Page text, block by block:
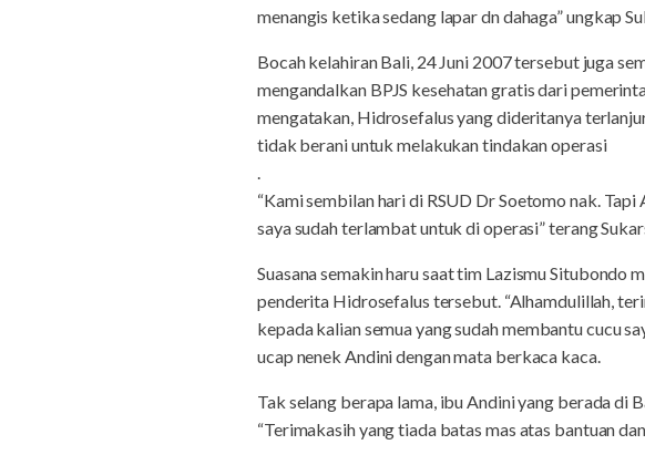
menangis ketika sedang lapar dn dahaga” ungkap
Bocah kelahiran Bali, 24 Juni 2007 tersebut juga
mengandalkan BPJS kesehatan gratis dari
mengatakan, Hidrosefalus yang dideritanya
tidak berani untuk melakukan tindakan operasi
.
“Kami sembilan hari di RSUD Dr Soetomo nak.
saya sudah terlambat untuk di operasi” terang
Suasana semakin haru saat tim Lazismu Situbondo
penderita Hidrosefalus tersebut. “Alhamdulillah,
kepada kalian semua yang sudah membantu cucu
ucap nenek Andini dengan mata berkaca kaca.
Tak selang berapa lama, ibu Andini yang berada di
“Terimakasih yang tiada batas mas atas bantuan